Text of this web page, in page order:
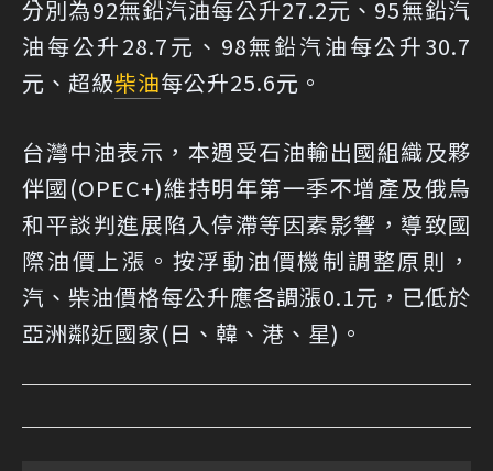
分別為92無鉛汽油每公升27.2元、95無鉛汽
油每公升28.7元、98無鉛汽油每公升30.7
元、超級柴油每公升25.6元。
台灣中油表示，本週受石油輸出國組織及夥
伴國(OPEC+)維持明年第一季不增產及俄烏
和平談判進展陷入停滯等因素影響，導致國
際油價上漲。按浮動油價機制調整原則，
汽、柴油價格每公升應各調漲0.1元，已低於
亞洲鄰近國家(日、韓、港、星)。